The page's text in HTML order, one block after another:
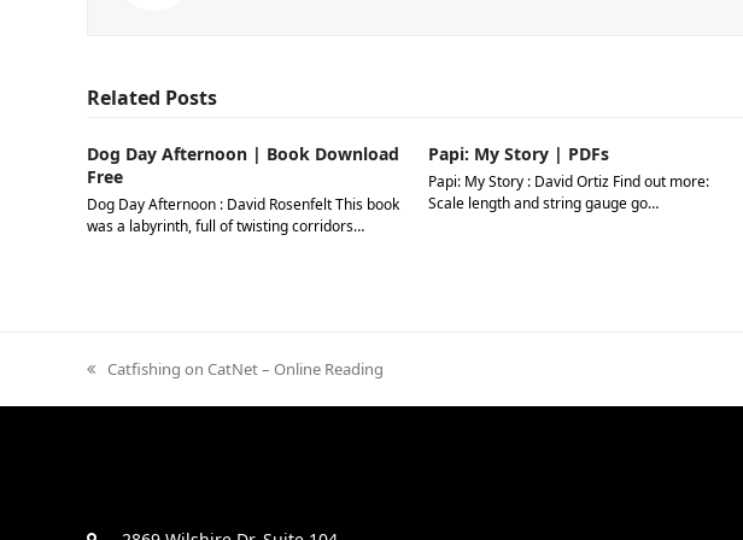
Related Posts
Dog Day Afternoon | Book Download
Free
Dog Day Afternoon : David Rosenfelt This book
was a labyrinth, full of twisting corridors…
Papi: My Story | PDFs
Papi: My Story : David Ortiz Find out more:
Scale length and string gauge go…
previous
Catfishing on CatNet – Online Reading